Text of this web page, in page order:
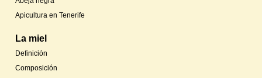
Apicultura en Tenerife
La miel
Definición
Composición